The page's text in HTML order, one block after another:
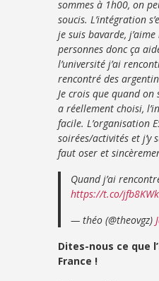
sommes à 1h00, on
soucis. L’intégration
je suis bavarde,
personnes donc ça
l’université j’ai
rencontré des
Je crois que quand on
a réellement choisi,
facile. L’organisation
soirées/activités et
faut oser et
Quand j’ai
https://t.co/
— théo (@theovgz)
Dites-nous ce que
France !